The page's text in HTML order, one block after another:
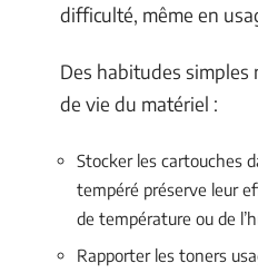
difficulté, même en
Des habitudes simples
de vie du matériel :
Stocker les cartouches
tempéré préserve leur
de température ou de
Rapporter les toners